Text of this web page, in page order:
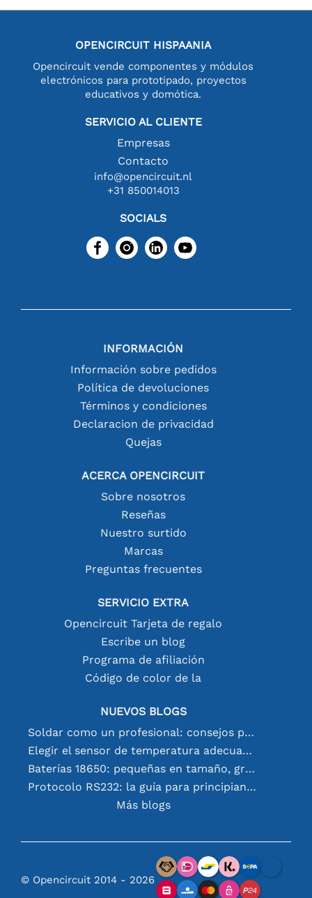
OPENCIRCUIT HISPAANIA
Opencircuit vende componentes y módulos
electrónicos para prototipado, proyectos
educativos y domótica.
SERVICIO AL CLIENTE
Empresas
Contacto
info@opencircuit.nl
+31 850014013
SOCIALS
INFORMACIÓN
Información sobre pedidos
Política de devoluciones
Términos y condiciones
Declaracion de privacidad
Quejas
ACERCA OPENCIRCUIT
Sobre nosotros
Reseñas
Nuestro surtido
Marcas
Preguntas frecuentes
SERVICIO EXTRA
Opencircuit Tarjeta de regalo
Escribe un blog
Programa de afiliación
Código de color de la
NUEVOS BLOGS
Soldar como un profesional: consejos para conexiones electrónicas perfectas
Elegir el sensor de temperatura adecuado [youtube]
Baterías 18650: pequeñas en tamaño, grandes en rendimiento
Protocolo RS232: la guía para principiantes
Más blogs
© Opencircuit 2014 - 2026